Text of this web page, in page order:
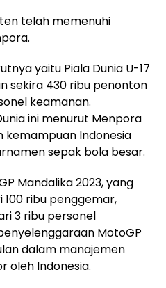
telah memenuhi
yaitu Piala Dunia U-17
sekira 430 ribu penonton
keamanan.
ini menurut Menpora
kemampuan Indonesia
sepak bola besar.
Mandalika 2023, yang
100 ribu penggemar,
3 ribu personel
MotoGP
dalam manajemen
oleh Indonesia.